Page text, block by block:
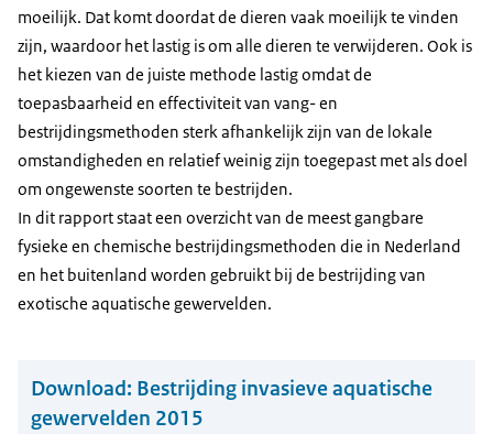
moeilijk. Dat komt doordat de dieren vaak moeilijk te vinden
zijn, waardoor het lastig is om alle dieren te verwijderen. Ook is
het kiezen van de juiste methode lastig omdat de
toepasbaarheid en effectiviteit van vang- en
bestrijdingsmethoden sterk afhankelijk zijn van de lokale
omstandigheden en relatief weinig zijn toegepast met als doel
om ongewenste soorten te bestrijden.
In dit rapport staat een overzicht van de meest gangbare
fysieke en chemische bestrijdingsmethoden die in Nederland
en het buitenland worden gebruikt bij de bestrijding van
exotische aquatische gewervelden.
Download: Bestrijding invasieve aquatische
gewervelden 2015